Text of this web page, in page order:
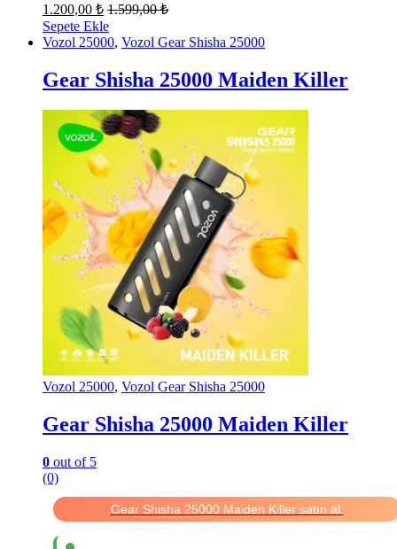
1.200,00 ₺ 1.599,00₺
Sepete Ekle
Vozol 25000, Vozol Gear Shisha 25000
Gear Shisha 25000 Maiden Killer
Vozol 25000, Vozol Gear Shisha 25000
Gear Shisha 25000 Maiden Killer
0 out of 5
(0)
Gear Shisha 25000 Maiden Killer satın al.